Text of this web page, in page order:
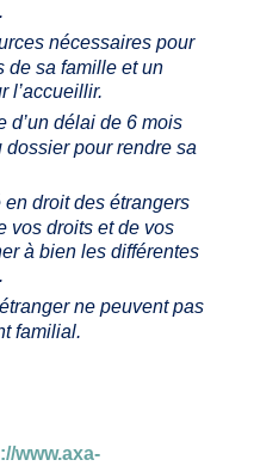
nécessaires pour
de sa famille et un
l’accueillir.
d’un délai de 6 mois
pour rendre sa
droit des étrangers
vos droits et de vos
à bien les différentes
ne peuvent pas
familial.
www.axa-